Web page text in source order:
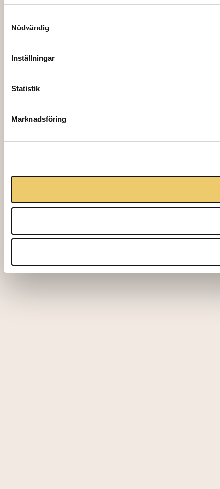
Nödvändig
Inställningar
Statistik
Marknadsföring